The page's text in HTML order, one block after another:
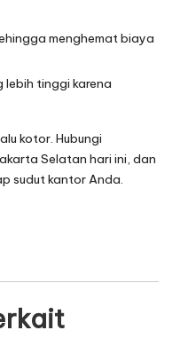
menghemat biaya
tinggi karena
kotor. Hubungi
Selatan hari ini, dan
sudut kantor Anda.